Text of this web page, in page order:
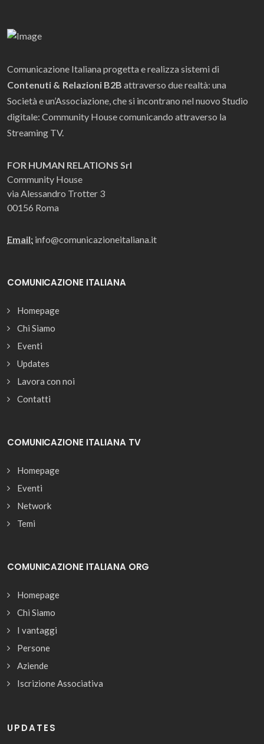
Comunicazione Italiana progetta e realizza sistemi di
Contenuti & Relazioni B2B attraverso due realtà: una
Società e un’Associazione, che si incontrano nel nuovo Studio
digitale: Community House comunicando attraverso la
Streaming TV.
FOR HUMAN RELATIONS Srl
Community House
via Alessandro Trotter 3
00156 Roma
Email: info@comunicazioneitaliana.it
COMUNICAZIONE ITALIANA
Homepage
Chi Siamo
Eventi
Updates
Lavora con noi
Contatti
COMUNICAZIONE ITALIANA TV
Homepage
Eventi
Network
Temi
COMUNICAZIONE ITALIANA ORG
Homepage
Chi Siamo
I vantaggi
Persone
Aziende
Iscrizione Associativa
UPDATES